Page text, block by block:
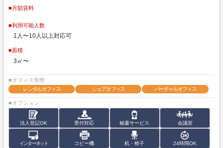
■月額賃料
■利用可能人数
1人〜10人以上対応可
■面積
3㎡〜
■オフィス形態
レンタルオフィス
シェアオフィス バーチャルオフィス
■オプション
法人登記OK 受付対応 秘書サービス 会議室
インターネット コピー機 机・椅子 24時間OK